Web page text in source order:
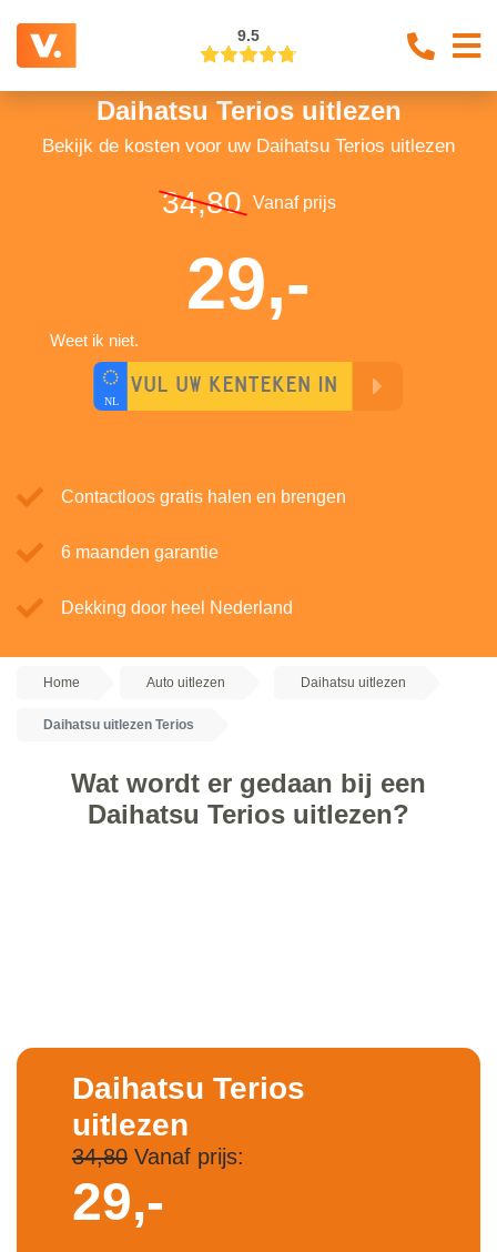
9.5
Daihatsu Terios uitlezen
Bekijk de kosten voor uw Daihatsu Terios uitlezen
34,80 Vanaf prijs
29,-
Weet ik niet.
Contactloos gratis halen en brengen
6 maanden garantie
Dekking door heel Nederland
Home Auto uitlezen Daihatsu uitlezen
Daihatsu uitlezen Terios
Wat wordt er gedaan bij een
Daihatsu Terios uitlezen?
Daihatsu Terios
uitlezen
34,80Vanaf prijs:
29,-